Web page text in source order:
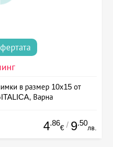
в размер 10х15 от
Варна
4.86
€ / 9.50
лв.